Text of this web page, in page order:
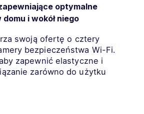
optymalne
i wokół niego
swoją ofertę o cztery
bezpieczeństwa Wi-Fi.
zapewnić elastyczne i
zarówno do użytku